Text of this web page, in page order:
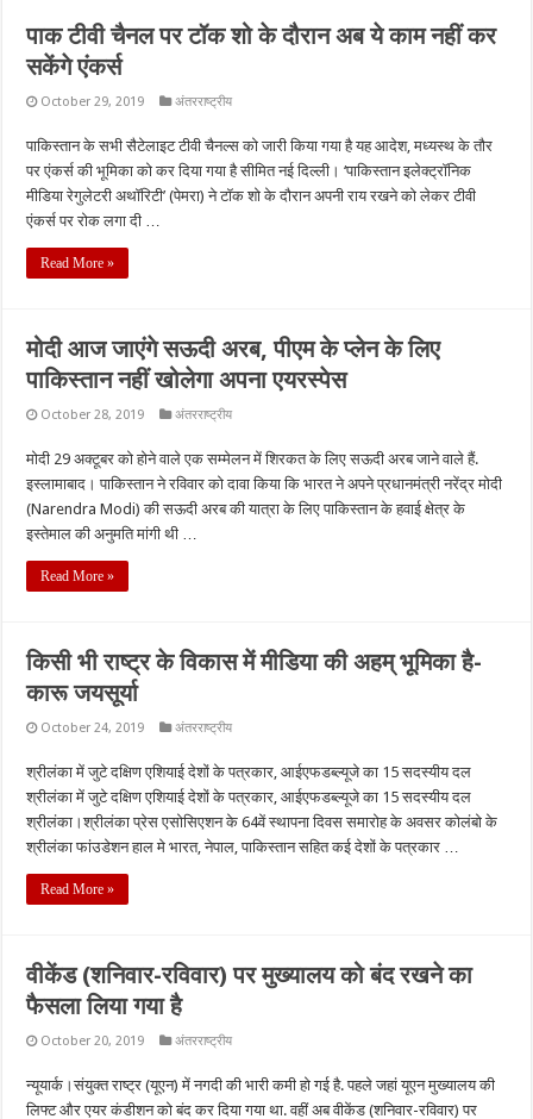
पाक टीवी चैनल पर टॉक शो के दौरान अब ये काम नहीं कर
सकेंगे एंकर्स
October 29, 2019 अंतरराष्ट्रीय
पाकिस्तान के सभी सैटेलाइट टीवी चैनल्स को जारी किया गया है यह आदेश, मध्यस्थ के तौर
पर एंकर्स की भूमिका को कर दिया गया है सीमित नई दिल्ली। ‘पाकिस्तान इलेक्ट्रॉनिक
मीडिया रेगुलेटरी अथॉरिटी’ (पेमरा) ने टॉक शो के दौरान अपनी राय रखने को लेकर टीवी
एंकर्स पर रोक लगा दी …
Read More »
मोदी आज जाएंगे सऊदी अरब, पीएम के प्‍लेन के लिए
पाकिस्‍तान नहीं खोलेगा अपना एयरस्‍पेस
October 28, 2019 अंतरराष्ट्रीय
मोदी 29 अक्टूबर को होने वाले एक सम्मेलन में शिरकत के लिए सऊदी अरब जाने वाले हैं.
इस्लामाबाद। पाकिस्तान ने रविवार को दावा किया कि भारत ने अपने प्रधानमंत्री नरेंद्र मोदी
(Narendra Modi) की सऊदी अरब की यात्रा के लिए पाकिस्तान के हवाई क्षेत्र के
इस्तेमाल की अनुमति मांगी थी …
Read More »
किसी भी राष्ट्र के विकास में मीडिया की अहम् भूमिका है-
कारू जयसूर्या
October 24, 2019 अंतरराष्ट्रीय
श्रीलंका में जुटे दक्षिण एशियाई देशों के पत्रकार, आईएफडब्ल्यूजे का 15 सदस्यीय दल
श्रीलंका में जुटे दक्षिण एशियाई देशों के पत्रकार, आईएफडब्ल्यूजे का 15 सदस्यीय दल
श्रीलंका।श्रीलंका प्रेस एसोसिएशन के 64वें स्थापना दिवस समारोह के अवसर कोलंबो के
श्रीलंका फांउडेशन हाल मे भारत, नेपाल, पाकिस्तान सहित कई देशों के पत्रकार …
Read More »
वीकेंड (शनिवार-रविवार) पर मुख्यालय को बंद रखने का
फैसला लिया गया है
October 20, 2019 अंतरराष्ट्रीय
न्यूयार्क।संयुक्त राष्ट्र (यूएन) में नगदी की भारी कमी हो गई है. पहले जहां यूएन मुख्यालय की
लिफ्ट और एयर कंडीशन को बंद कर दिया गया था. वहीं अब वीकेंड (शनिवार-रविवार) पर